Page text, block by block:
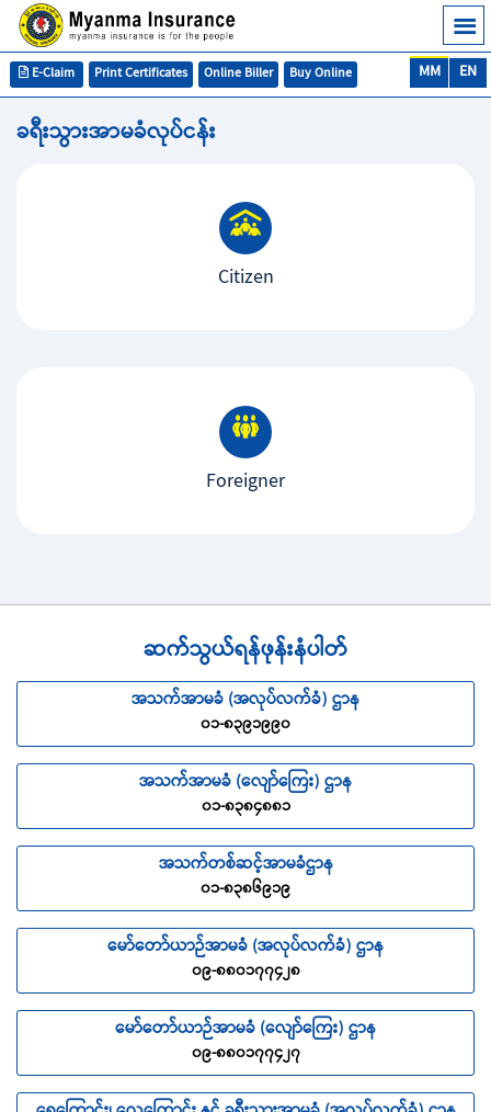
EN
MM
Buy Online
Online Biller
Print Certificates
E-Claim
ခရီးသွားအာမခံလုပ်ငန်း
Citizen
Foreigner
ဆက်သွယ်ရန်ဖုန်းနံပါတ်
အသက်အာမခံ (အလုပ်လက်ခံ) ဌာန
၀၁-၈၃၉၁၉၉၀
အသက်အာမခံ (လျော်ကြေး) ဌာန
၀၁-၈၃၈၄၈၈၁
အသက်တစ်ဆင့်အာမခံဌာန
၀၁-၈၃၈၆၉၁၉
မော်တော်ယာဉ်အာမခံ (အလုပ်လက်ခံ) ဌာန
၀၉-၈၈၀၁၇၇၄၂၈
မော်တော်ယာဉ်အာမခံ (လျော်ကြေး) ဌာန
၀၉-၈၈၀၁၇၇၄၂၇